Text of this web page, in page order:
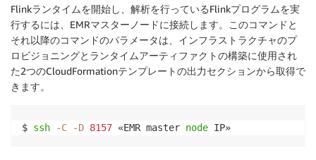
Flinkランタイムを開始し、解析を行っているFlinkプログラムを実
行するには、EMRマスターノードに接続します。このコマンドと
それ以降のコマンドのパラメータは、インフラストラクチャのプ
ロビジョニングとランタイムアーティファクトの構築に使用され
た2つのCloudFormationテンプレートの出力セクションから取得で
きます。
$ ssh -C -D 8157 «EMR master node IP»